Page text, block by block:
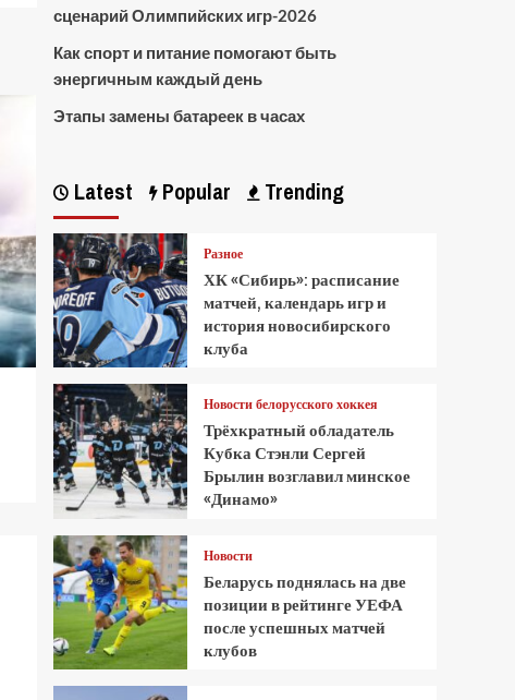
сценарий Олимпийских игр-2026
Как спорт и питание помогают быть
энергичным каждый день
Этапы замены батареек в часах
Latest Popular Trending
Разное
ХК «Сибирь»: расписание
матчей, календарь игр и
история новосибирского
клуба
Новости белорусского хоккея
Трёхкратный обладатель
Кубка Стэнли Сергей
Брылин возглавил минское
«Динамо»
Новости
Беларусь поднялась на две
позиции в рейтинге УЕФА
после успешных матчей
клубов